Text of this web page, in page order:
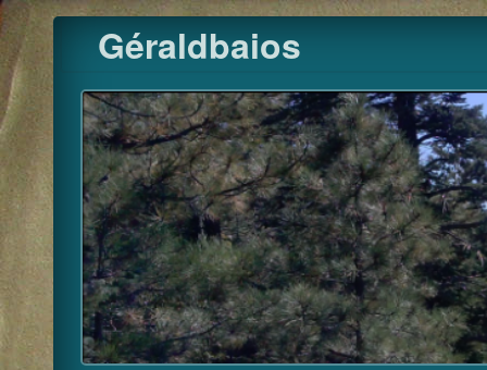
Pour
Skip
to
content
Géraldbaios